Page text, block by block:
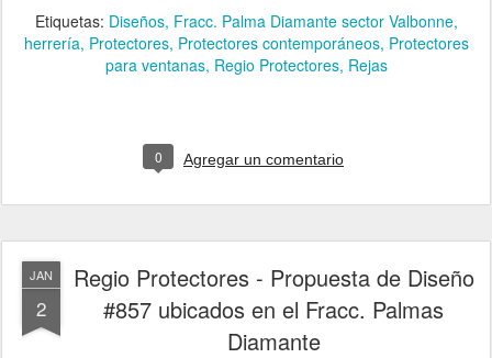
Etiquetas: Diseños Fracc. Palma Diamante sector Valbonne
herrería Protectores Protectores contemporáneos Protectores
para ventanas Regio Protectores Rejas
0 Agregar un comentario
JAN
2
Regio Protectores - Propuesta de Diseño
#857 ubicados en el Fracc. Palmas
Diamante